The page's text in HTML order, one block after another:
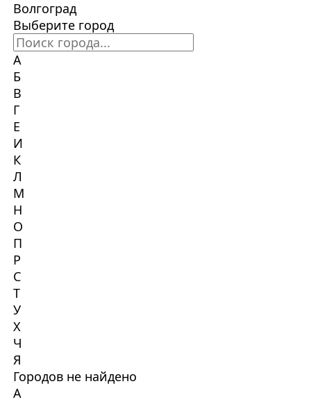
Волгоград
Выберите город
А
Б
В
Г
Е
И
К
Л
М
Н
О
П
Р
С
Т
У
Х
Ч
Я
Городов не найдено
А